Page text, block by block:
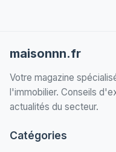
maisonnn.fr
Votre magazine
l'immobilier. Conseils
actualités du secteur.
Catégories